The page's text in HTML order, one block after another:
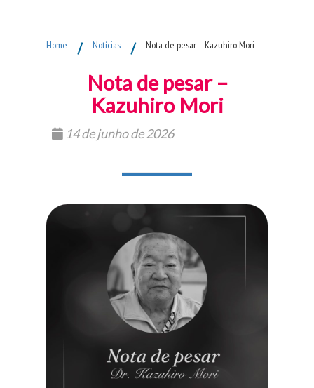
Home / Notícias / Nota de pesar – Kazuhiro Mori
Nota de pesar –
Kazuhiro Mori
14 de junho de 2026